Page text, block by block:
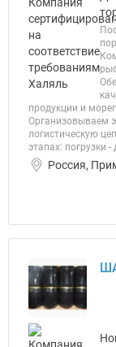
продукции и
Организовываем
логистическую
этапах: погрузки
Россия,